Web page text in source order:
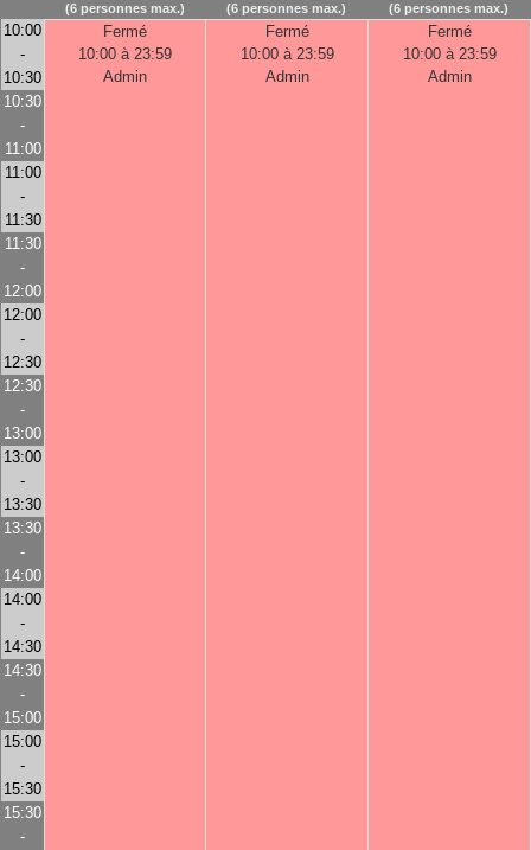
(6 personnes max.) (6 personnes max.) (6 personnes max.)
10:00
-
10:30
Fermé
10:00 à 23:59
Admin
Fermé
10:00 à 23:59
Admin
Fermé
10:00 à 23:59
Admin
10:30
-
11:00
11:00
-
11:30
11:30
-
12:00
12:00
-
12:30
12:30
-
13:00
13:00
-
13:30
13:30
-
14:00
14:00
-
14:30
14:30
-
15:00
15:00
-
15:30
15:30
-